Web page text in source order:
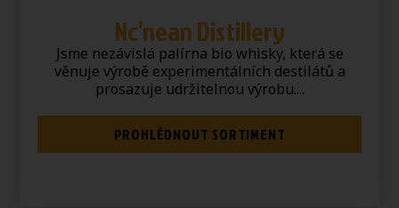
Nc’nean Distillery
Jsme nezávislá palírna bio whisky, která se
věnuje výrobě experimentálních destilátů a
prosazuje udržitelnou výrobu....
PROHLÉDNOUT SORTIMENT